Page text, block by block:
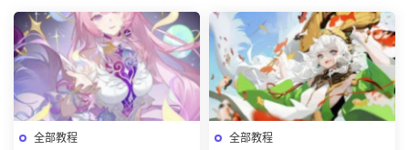
全部教程 全部教程